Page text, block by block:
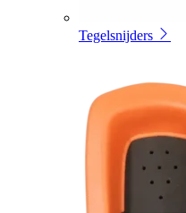
Tegelsnijders